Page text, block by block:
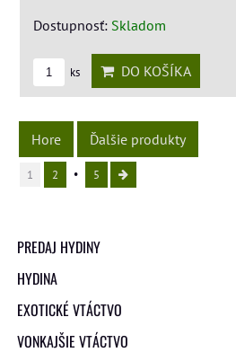
Dostupnosť: Skladom
ks DO KOŠÍKA
Hore Ďalšie produkty
1 2 5
PREDAJ HYDINY
HYDINA
EXOTICKÉ VTÁCTVO
VONKAJŠIE VTÁCTVO